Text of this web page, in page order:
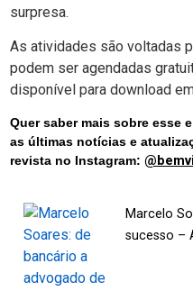
surpresa.
As atividades são voltadas
podem ser agendadas
disponível para download
Quer saber mais sobre esse
as últimas notícias e
revista no Instagram:
Marcelo
sucesso –